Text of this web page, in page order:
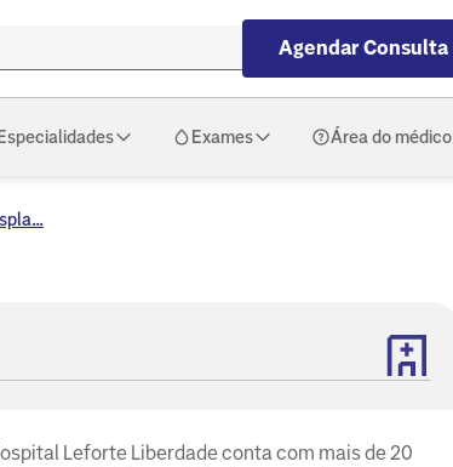
Agendar Consulta
Especialidades Exames Área do médico
Leforte Liberdade conta com mais de 20